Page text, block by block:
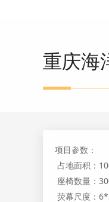
重庆海
项目参数：
占地面积：
座椅数量：
荧幕尺度：